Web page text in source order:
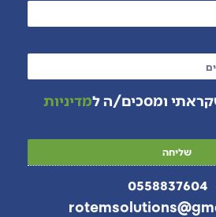
ומסכים/ה למדיניות
שליחה
0558837604